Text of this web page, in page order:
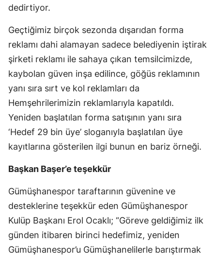
Isparta
Mersin
İstanbul
İzmir
Kars
Kastamonu
Kırşehir
Konya
Kütahya
dedirtiyor.
Geçtiğimiz birçok sezonda dışarıdan forma
reklamı dahi alamayan sadece belediyenin iştirak
şirketi reklamı ile sahaya çıkan temsilcimizde,
kaybolan güven inşa edilince, göğüs reklamının
yanı sıra sırt ve kol reklamları da
Hemşehrilerimizin reklamlarıyla kapatıldı.
Yeniden başlatılan forma satışının yanı sıra
‘Hedef 29 bin üye’ sloganıyla başlatılan üye
kayıtlarına gösterilen ilgi bunun en bariz örneği.
Başkan Başer’e teşekkür
Gümüşhanespor taraftarının güvenine ve
desteklerine teşekkür eden Gümüşhanespor
Kulüp Başkanı Erol Ocaklı; “Göreve geldiğimiz ilk
günden itibaren birinci hedefimiz, yeniden
Gümüşhanespor’u Gümüşhanelilerle barıştırmak